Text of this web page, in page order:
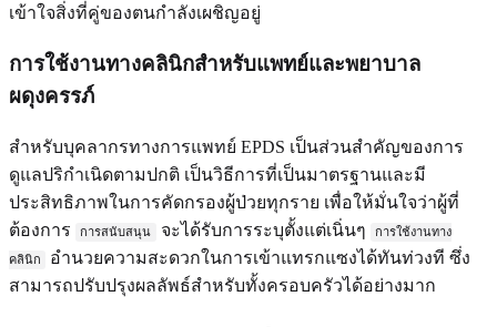
เข้าใจสิ่งที่คู่ของตนกำลังเผชิญอยู่
การใช้งานทางคลินิกสำหรับแพทย์และพยาบาล
ผดุงครรภ์
สำหรับบุคลากรทางการแพทย์ EPDS เป็นส่วนสำคัญของการ
ดูแลปริกำเนิดตามปกติ เป็นวิธีการที่เป็นมาตรฐานและมี
ประสิทธิภาพในการคัดกรองผู้ป่วยทุกราย เพื่อให้มั่นใจว่าผู้ที่
ต้องการ
การสนับสนุน จะได้รับการระบุตั้งแต่เนิ่นๆ
การใช้งานทาง
คลินิก
อำนวยความสะดวกในการเข้าแทรกแซงได้ทันท่วงที ซึ่ง
สามารถปรับปรุงผลลัพธ์สำหรับทั้งครอบครัวได้อย่างมาก